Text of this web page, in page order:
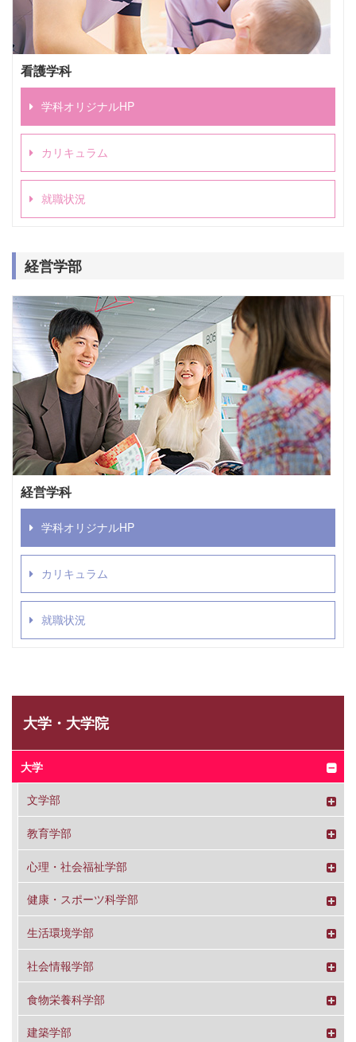
看護学科
学科オリジナルHP
カリキュラム
就職状況
経営学部
経営学科
学科オリジナルHP
カリキュラム
就職状況
大学・大学院
大学
文学部
教育学部
心理・社会福祉学部
健康・スポーツ科学部
生活環境学部
社会情報学部
食物栄養科学部
建築学部